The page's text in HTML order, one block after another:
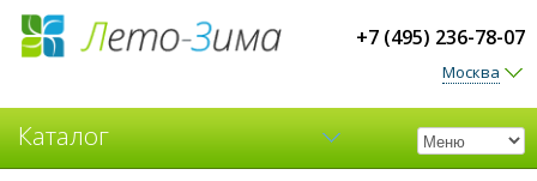
+7 (495) 236-78-07
Москва
Каталог